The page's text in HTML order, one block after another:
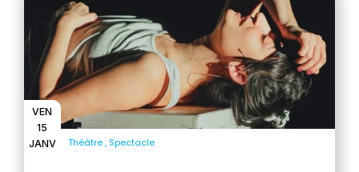
VEN
15
JANV
Théâtre Spectacle